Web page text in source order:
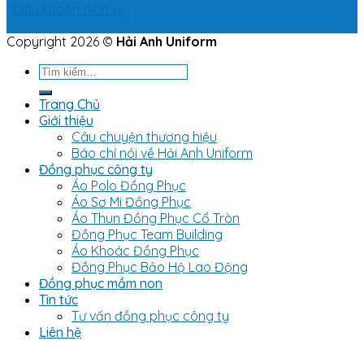
Copyright 2026 © Hải Anh Uniform
Tìm
Trang Chủ
Giới thiệu
Câu chuyện thương hiệu
Báo chí nói về Hải Anh Uniform
Đồng phục công ty
Áo Polo Đồng Phục
Áo Sơ Mi Đồng Phục
Áo Thun Đồng Phục Cổ Tròn
Đồng Phục Team Building
Áo Khoác Đồng Phục
Đồng Phục Bảo Hộ Lao Động
Đồng phục mầm non
Tin tức
Tư vấn đồng phục công ty
Liên hệ